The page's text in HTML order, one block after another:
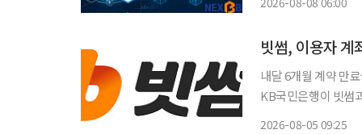
빗썸, 이용자
내달 6개월 계약 만
KB국민은행이 빗썸
2026-08-05 09:25